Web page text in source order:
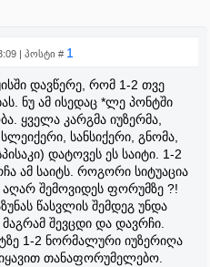
| პოსტი # 1
დავწერე, რომ 1-2 თვე
ნუ ამ ისედაც *ლე პონტში
ყველა კარგმა იუზერმა,
სანსიქერი, გნომა,
დატოვეს ეს საიტი. 1-2
ამ საიტს. როგორი სიტუაცია
შემოვიდეს ფორუმზე ?!
წასვლის შემდეგ უნდა
შევცდი და დავრჩი.
1-2 ნორმალური იუზერიღა
თანაფორუმელებო.